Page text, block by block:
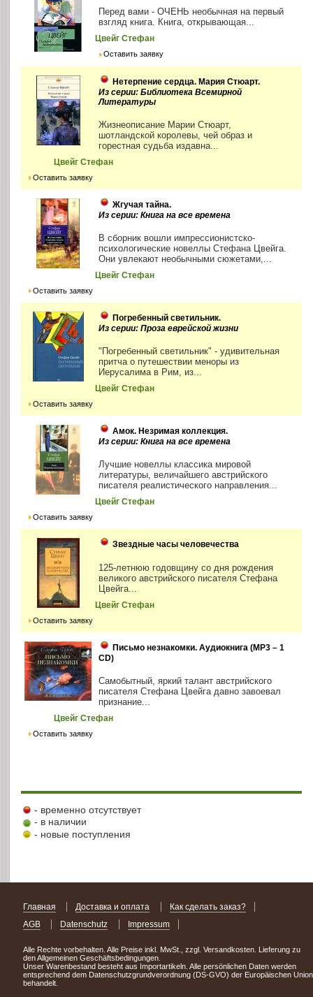
Перед вами - ОЧЕНЬ необычная на первый
взгляд книга. Книга, открывающая...
Цвейг Стефан
Оставить заявку
Нетерпение сердца. Мария Стюарт.
Из серии: Библиотека Всемирной
Литературы
Жизнеописание Марии Стюарт,
шотландской королевы, чей образ и
горестная судьба издавна...
Цвейг Стефан
Оставить заявку
Жгучая тайна.
Из серии: Книга на все времена
В сборник вошли импрессионистско-
психологические новеллы Стефана Цвейга.
Они увлекают необычными сюжетами,...
Цвейг Стефан
Оставить заявку
Погребенный светильник.
Из серии: Проза еврейской жизни
"Погребенный светильник" - удивительная
притча о путешествии меноры из
Иерусалима в Рим, из...
Цвейг Стефан
Оставить заявку
Амок. Незримая коллекция.
Из серии: Книга на все времена
Лучшие новеллы классика мировой
литературы, величайшего австрийского
писателя реалистического направления...
Цвейг Стефан
Оставить заявку
Звездные часы человечества
125-летнюю годовщину со дня рождения
великого австрийского писателя Стефана
Цвейга...
Цвейг Стефан
Оставить заявку
Письмо незнакомки. Аудиокнига (MP3 – 1
CD)
Самобытный, яркий талант австрийского
писателя Стефана Цвейга давно завоевал
признание...
Цвейг Стефан
Оставить заявку
- временно отсутствует
- в наличии
- новые поступления
Главная Доставка и оплата
Как сделать заказ?
AGB
Datenschutz Impressum
Alle Rechte vorbehalten. Alle Preise inkl. MwSt., zzgl. Versandkosten. Lieferung zu
den Allgemeinen Geschäftsbedingungen.
Unser Warenbestand besteht aus Importartikeln. Alle persönlichen Daten werden
entsprechend dem Datenschutzgrundverordnung (DS-GVO) der Europäischen Union
behandelt.